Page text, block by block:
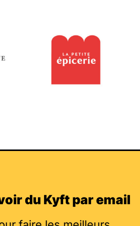
du Kyft par email